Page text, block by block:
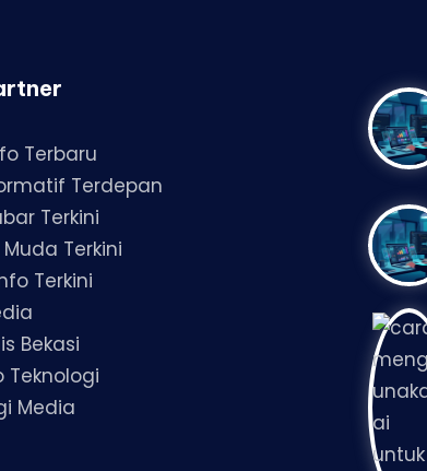
Terbaru
Terdepan
Terkini
Terkini
Terkini
Bekasi
Teknologi
Media